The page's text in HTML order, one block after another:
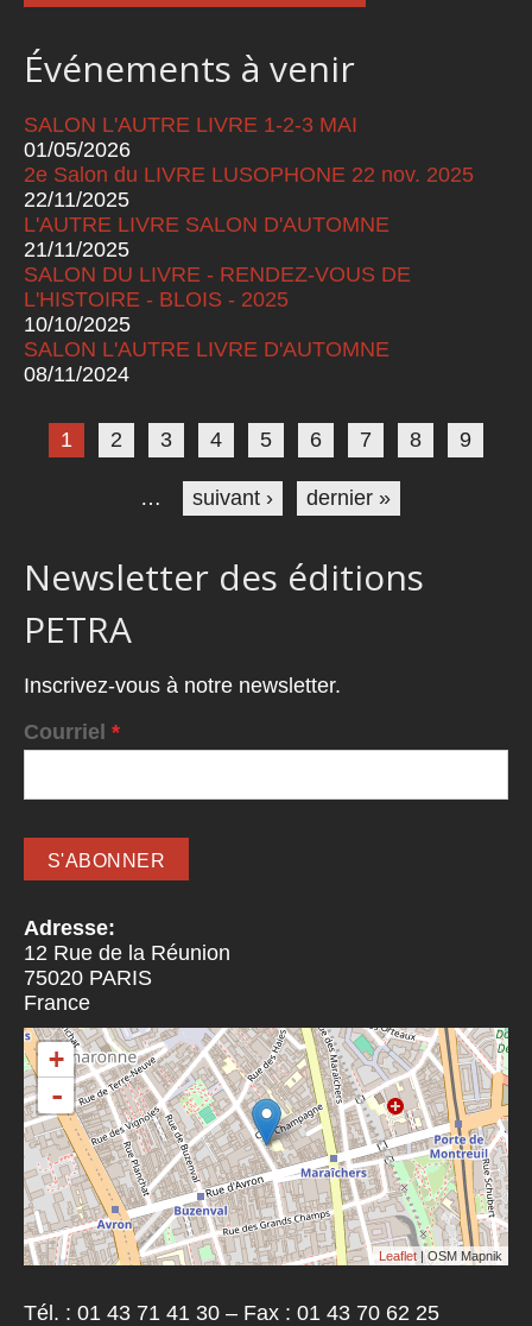
Événements à venir
SALON L'AUTRE LIVRE 1-2-3 MAI
01/05/2026
2e Salon du LIVRE LUSOPHONE 22 nov. 2025
22/11/2025
L'AUTRE LIVRE SALON D'AUTOMNE
21/11/2025
SALON DU LIVRE - RENDEZ-VOUS DE
L'HISTOIRE - BLOIS - 2025
10/10/2025
SALON L'AUTRE LIVRE D'AUTOMNE
08/11/2024
Pages
1 2 3 4 5 6 7 8 9
… suivant › dernier »
Newsletter des éditions
PETRA
Inscrivez-vous à notre newsletter.
Courriel *
Adresse:
12 Rue de la Réunion
75020 PARIS
France
+
-
Leaflet | OSM Mapnik
Tél. : 01 43 71 41 30 – Fax : 01 43 70 62 25